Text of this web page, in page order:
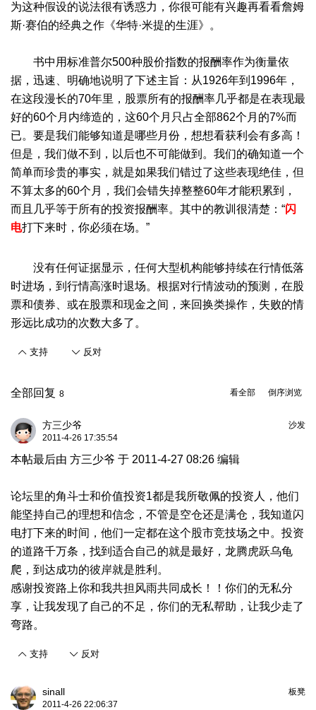
为这种假设的说法很有诱惑力，你很可能有兴趣再看看詹姆
斯·赛伯的经典之作《华特·米提的生涯》。
书中用标准普尔500种股价指数的报酬率作为衡量依
据，迅速、明确地说明了下述主旨：从1926年到1996年，
在这段漫长的70年里，股票所有的报酬率几乎都是在表现最
好的60个月内缔造的，这60个月只占全部862个月的7%而
已。要是我们能够知道是哪些月份，想想看获利会有多高！
但是，我们做不到，以后也不可能做到。我们的确知道一个
简单而珍贵的事实，就是如果我们错过了这些表现绝佳，但
不算太多的60个月，我们会错失掉整整60年才能积累到，
而且几乎等于所有的投资报酬率。其中的教训很清楚：“闪
电打下来时，你必须在场。”
没有任何证据显示，任何大型机构能够持续在行情低落
时进场，到行情高涨时退场。根据对行情波动的预测，在股
票和债券、或在股票和现金之间，来回换类操作，失败的情
形远比成功的次数大多了。
支持 反对
倒序浏览
看全部
全部回复 8
沙发
方三少爷
2011-4-26 17:35:54
本帖最后由 方三少爷 于 2011-4-27 08:26 编辑
论坛里的角斗士和价值投资1都是我所敬佩的投资人，他们
能坚持自己的理想和信念，不管是空仓还是满仓，我知道闪
电打下来的时间，他们一定都在这个股市竞技场之中。投资
的道路千万条，找到适合自己的就是最好，龙腾虎跃乌龟
爬，到达成功的彼岸就是胜利。
感谢投资路上你和我共担风雨共同成长！！你们的无私分
享，让我发现了自己的不足，你们的无私帮助，让我少走了
弯路。
支持 反对
板凳
sinall
2011-4-26 22:06:37